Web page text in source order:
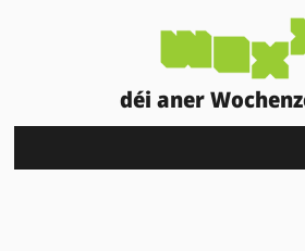
déi aner